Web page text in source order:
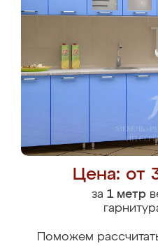
Цена: от
за 1 метр
Поможем